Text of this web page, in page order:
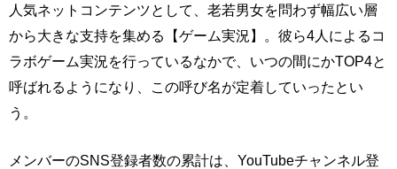
人気ネットコンテンツとして、老若男女を問わず幅広い層
から大きな支持を集める【ゲーム実況】。彼ら4人によるコ
ラボゲーム実況を行っているなかで、いつの間にかTOP4と
呼ばれるようになり、この呼び名が定着していったとい
う。
メンバーのSNS登録者数の累計は、YouTubeチャンネル登